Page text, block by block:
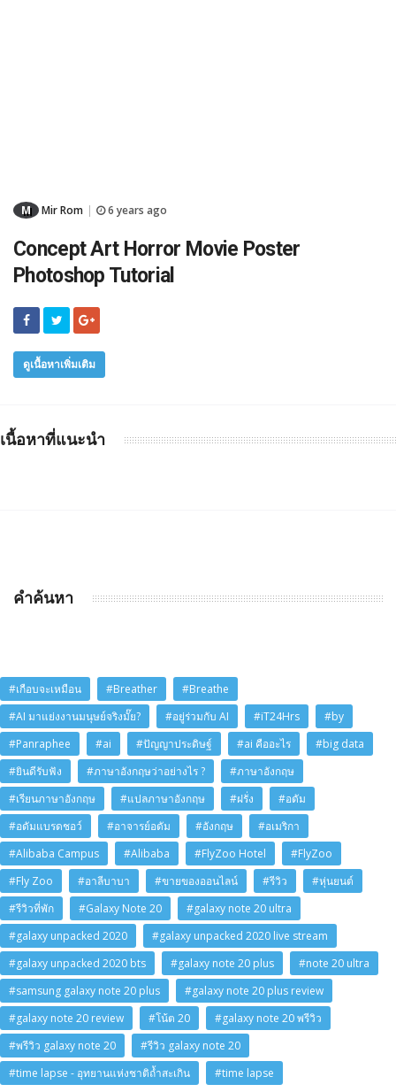
M Mir Rom 6 years ago
Concept Art Horror Movie Poster
Photoshop Tutorial
ดูเนื้อหาเพิ่มเติม
เนื้อหาที่แนะนำ
คำค้นหา
#เกือบจะเหมือน #Breather
#Breathe
#AI มาแย่งงานมนุษย์จริงมั๊ย?
#อยู่ร่วมกับ AI #iT24Hrs
#by
#Panraphee
#ai #ปัญญาประดิษฐ์ #ai คืออะไร
#big data
#ยินดีรับฟัง
#ภาษาอังกฤษว่าอย่างไร ?
#ภาษาอังกฤษ
#เรียนภาษาอังกฤษ
#แปลภาษาอังกฤษ #ฝรั่ง
#อดัม
#อดัมแบรดชอว์
#อาจารย์อดัม #อังกฤษ
#อเมริกา
#Alibaba Campus
#Alibaba #FlyZoo Hotel
#FlyZoo
#Fly Zoo
#อาลีบาบา #ขายของออนไลน์ #รีวิว
#หุ่นยนต์
#รีวิวที่พัก
#Galaxy Note 20
#galaxy note 20 ultra
#galaxy unpacked 2020
#galaxy unpacked 2020 live stream
#galaxy unpacked 2020 bts
#galaxy note 20 plus
#note 20 ultra
#samsung galaxy note 20 plus
#galaxy note 20 plus review
#galaxy note 20 review
#โน้ต 20
#galaxy note 20 พรีวิว
#พรีวิว galaxy note 20
#รีวิว galaxy note 20
#time lapse - อุทยานแห่งชาติถ้ำสะเกิน
#time lapse